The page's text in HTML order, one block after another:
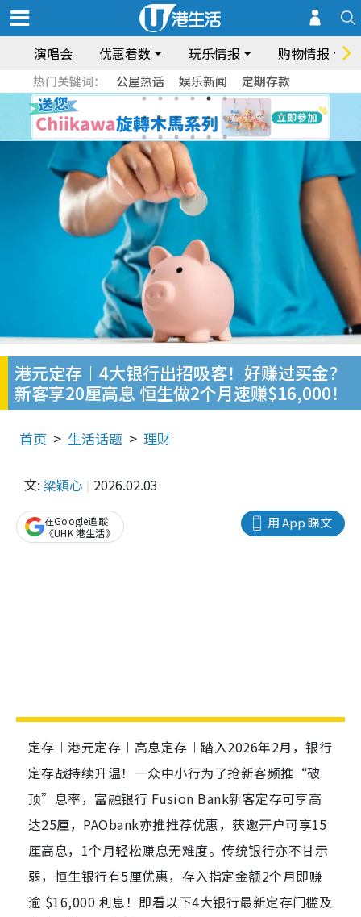
演唱会 优惠着数 玩乐情报 购物情报
热门关键词： 公屋热话 娱乐新闻 定期存款
港元定存︱4大银行出招吸客！好赚过买金？
新客享20厘高息 恒生做2个月速赚$16,000！
首页 生活话题 理财
文: 梁穎心 2026.02.03
用 App 睇文
在Google追蹤
《UHK 港生活》
定存︱港元定存︱高息定存︱踏入2026年2月，银行
定存战持续升温！一众中小行为了抢新客频推“破
顶”息率，富融银行 Fusion Bank新客定存可享高
达25厘，PAObank亦推推荐优惠，获邀开户可享15
厘高息，1个月轻松赚息无难度。传统银行亦不甘示
弱，恒生银行有5厘优惠，存入指定金额2个月即赚
逾 $16,000 利息！即看以下4大银行最新定存门槛及